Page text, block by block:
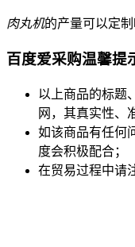
肉丸机的产量可以定制
百度爱采购温馨提
以上商品的标题
网，其真实性、
如该商品有任何
度会积极配合；
在贸易过程中请